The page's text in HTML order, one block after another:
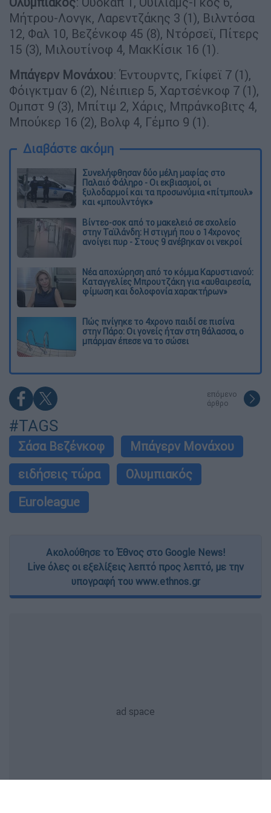
Μήτρου-Λονγκ, Λαρεντζάκης 3 (1), Βιλντόσα
12, Φαλ 10, Βεζένκοφ 45 (8), Ντόρσεϊ, Πίτερς
15 (3), Μιλουτίνοφ 4, ΜακΚίσικ 16 (1).
Μπάγερν Μονάχου: Έντουρντς, Γκίφεϊ 7 (1),
Φόιγκτμαν 6 (2), Νέιπιερ 5, Χαρτσένκοφ 7 (1),
Ομπστ 9 (3), Μπίτιμ 2, Χάρις, Μπράνκοβιτς 4,
Μπούκερ 16 (2), Βολφ 4, Γέμπο 9 (1).
Διαβάστε ακόμη
Συνελήφθησαν δύο μέλη μαφίας στο
Παλαιό Φάληρο - Οι εκβιασμοί, οι
ξυλοδαρμοί και τα προσωνύμια «πίτμπουλ»
και «μπουλντόγκ»
Βίντεο-σοκ από το μακελειό σε σχολείο
στην Ταϊλάνδη: Η στιγμή που ο 14χρονος
ανοίγει πυρ - Στους 9 ανέβηκαν οι νεκροί
Νέα αποχώρηση από το κόμμα Καρυστιανού:
Καταγγελίες Μπρουτζάκη για «αυθαιρεσία,
φίμωση και δολοφονία χαρακτήρων»
Πώς πνίγηκε το 4χρονο παιδί σε πισίνα
στην Πάρο: Οι γονείς ήταν στη θάλασσα, ο
μπάρμαν έπεσε να το σώσει
επόμενο
άρθρο
#TAGS
Σάσα Βεζένκοφ
Μπάγερν Μονάχου
ειδήσεις τώρα
Ολυμπιακός
Euroleague
Ακολούθησε το Έθνος στο Google News!
Live όλες οι εξελίξεις λεπτό προς λεπτό, με την
υπογραφή του www.ethnos.gr